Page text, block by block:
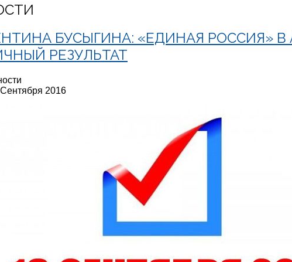
БУСЫГИНА: «ЕДИНАЯ РОССИЯ»
РЕЗУЛЬТАТ
2016